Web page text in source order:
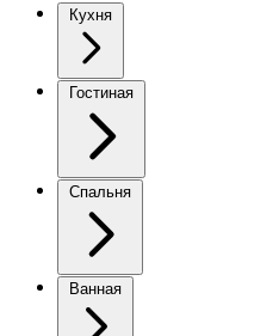
Кухня
Гостиная
Спальня
Ванная